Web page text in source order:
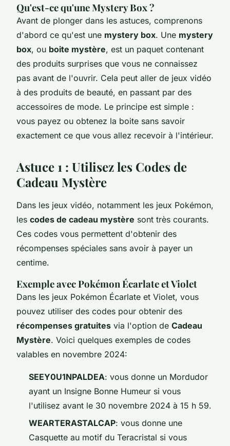
Qu'est-ce qu'une Mystery Box ?
Avant de plonger dans les astuces, comprenons
d'abord ce qu'est une mystery box. Une mystery
box, ou boite mystère, est un paquet contenant
des produits surprises que vous ne connaissez
pas avant de l'ouvrir. Cela peut aller de jeux vidéo
à des produits de beauté, en passant par des
accessoires de mode. Le principe est simple :
vous payez ou obtenez la boite sans savoir
exactement ce que vous allez recevoir à l'intérieur.
Astuce 1 : Utilisez les Codes de
Cadeau Mystère
Dans les jeux vidéo, notamment les jeux Pokémon,
les codes de cadeau mystère sont très courants.
Ces codes vous permettent d'obtenir des
récompenses spéciales sans avoir à payer un
centime.
Exemple avec Pokémon Écarlate et Violet
Dans les jeux Pokémon Écarlate et Violet, vous
pouvez utiliser des codes pour obtenir des
récompenses gratuites via l'option de Cadeau
Mystère. Voici quelques exemples de codes
valables en novembre 2024:
SEEY0U1NPALDEA: vous donne un Mordudor
ayant un Insigne Bonne Humeur si vous
l'utilisez avant le 30 novembre 2024 à 15 h 59.
WEARTERASTALCAP: vous donne une
Casquette au motif du Teracristal si vous